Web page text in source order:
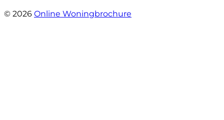
© 2026 Online Woningbrochure